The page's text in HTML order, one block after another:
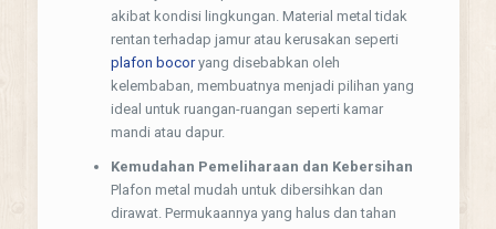
akibat kondisi lingkungan. Material metal tidak
rentan terhadap jamur atau kerusakan seperti
plafon bocoryang disebabkan oleh
kelembaban, membuatnya menjadi pilihan yang
ideal untuk ruangan-ruangan seperti kamar
mandi atau dapur.
Kemudahan Pemeliharaan dan Kebersihan
Plafon metal mudah untuk dibersihkan dan
dirawat. Permukaannya yang halus dan tahan